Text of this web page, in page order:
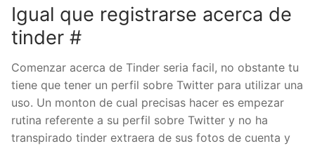
Igual que registrarse acerca de
tinder #
Comenzar acerca de Tinder seri­a facil, no obstante tu
tiene que tener un perfil sobre Twitter para utilizar una
uso. Un monton de cual precisas hacer es empezar
rutina referente a su perfil sobre Twitter y no ha
transpirado tinder extraera de sus fotos de cuenta y